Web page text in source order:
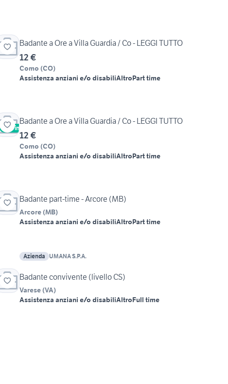
Badante a Ore a Villa Guardia / Co - LEGGI TUTTO
12 €
Como (CO)
Assistenza anziani e/o disabiliAltroPart time
Vetrina
Badante a Ore a Villa Guardia / Co - LEGGI TUTTO
12 €
Como (CO)
Assistenza anziani e/o disabiliAltroPart time
Badante part-time - Arcore (MB)
Arcore (MB)
Assistenza anziani e/o disabiliAltroPart time
Azienda UMANA S.P.A.
Badante convivente (livello CS)
Varese (VA)
Assistenza anziani e/o disabiliAltroFull time